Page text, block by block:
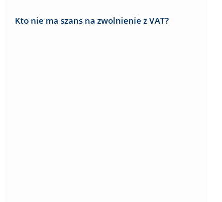
Kto nie ma szans na zwolnienie z VAT?